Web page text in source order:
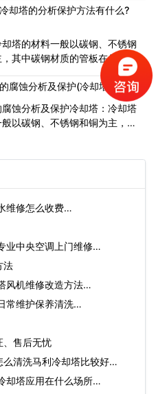
却塔的分析保护方法有什么?
塔的材料一般以碳钢、不锈钢
其中碳钢材质的管板在作为冷
时，其管板与列管的焊缝经
腐蚀分析及保护(冷却塔是利用
蚀分析及保护冷却塔：冷却塔
以碳钢、不锈钢和铜为主，其
维修怎么收费…
业中央空调上门维修…
法
风机维修改造方法…
常维护保养清洗…
、售后无忧
么清洗马利冷却塔比较好…
却塔应用在什么场所…